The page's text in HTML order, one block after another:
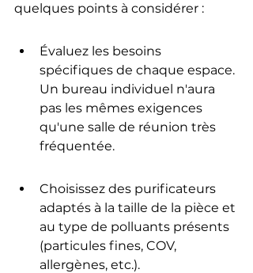
quelques points à considérer :
Évaluez les besoins
spécifiques de chaque espace.
Un bureau individuel n'aura
pas les mêmes exigences
qu'une salle de réunion très
fréquentée.
Choisissez des purificateurs
adaptés à la taille de la pièce et
au type de polluants présents
(particules fines, COV,
allergènes, etc.).